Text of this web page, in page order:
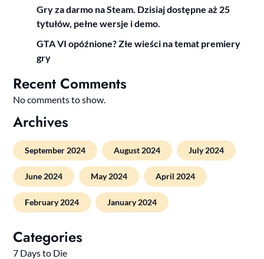
Gry za darmo na Steam. Dzisiaj dostępne aż 25
tytułów, pełne wersje i demo.
GTA VI opóźnione? Złe wieści na temat premiery
gry
Recent Comments
No comments to show.
Archives
September 2024 August 2024 July 2024
June 2024 May 2024 April 2024
February 2024 January 2024
Categories
7 Days to Die